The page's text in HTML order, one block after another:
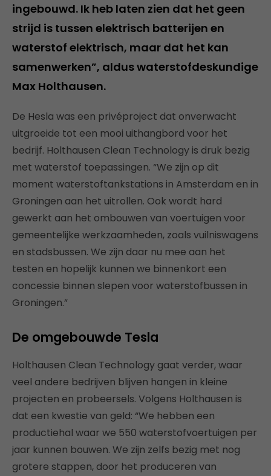
ingebouwd. Ik heb laten zien dat het geen
strijd is tussen elektrisch batterijen en
waterstof elektrisch, maar dat het kan
samenwerken”, aldus waterstofdeskundige
Max Holthausen.
De Hesla was een privéproject dat onverwacht
uitgroeide tot een mooi uithangbord voor het
bedrijf. Holthausen Clean Technology is druk bezig
met waterstof toepassingen. “We zijn op dit
moment waterstoftankstations in Amsterdam en in
Groningen aan het uitrollen. Ook wordt hard
gewerkt aan het ombouwen van voertuigen voor
gemeentelijke werkzaamheden, zoals vuilniswagens
en stadsbussen. We zijn daar nu mee aan het
testen en hopelijk kunnen we binnenkort een
concessie binnen slepen voor waterstofbussen in
Groningen.”
De omgebouwde Tesla
Holthausen Clean Technology gaat verder, waar
veel andere bedrijven blijven hangen in kleine
projecten en probeersels. Volgens Holthausen is
dat een kwestie van geld: “We hebben een
productiehal waar we 550 waterstofvoertuigen per
jaar kunnen bouwen. We zijn zelfs bezig met nog
grotere stappen, door het produceren van